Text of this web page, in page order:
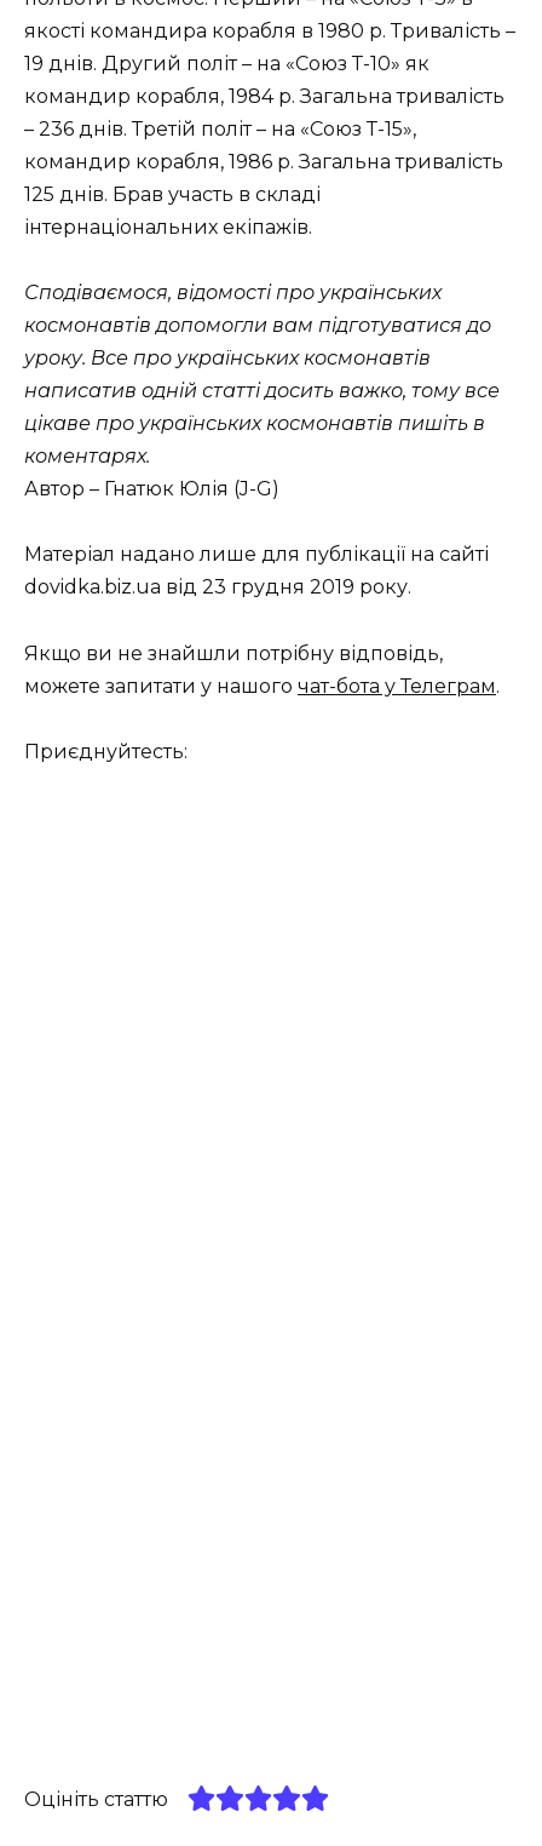
якості командира корабля в 1980 р. Тривалість –
19 днів. Другий політ – на «Союз Т-10» як
командир корабля, 1984 р. Загальна тривалість
– 236 днів. Третій політ – на «Союз Т-15»,
командир корабля, 1986 р. Загальна тривалість
125 днів. Брав участь в складі
інтернаціональних екіпажів.
Сподіваємося, відомості про українських
космонавтів допомогли вам підготуватися до
уроку. Все про українських космонавтів
написатив одній статті досить важко, тому все
цікаве про українських космонавтів пишіть в
коментарях.
Автор – Гнатюк Юлія (J-G)
Матеріал надано лише для публікації на сайті
dovidka.biz.ua від 23 грудня 2019 року.
Якщо ви не знайшли потрібну відповідь,
можете запитати у нашого чат-бота у Телеграм.
Приєднуйтесть:
Оцініть статтю